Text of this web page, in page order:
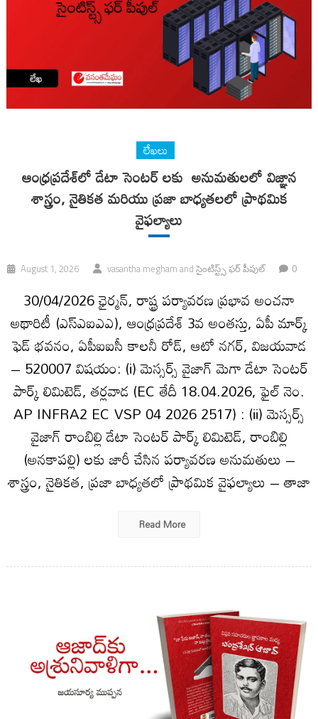
లేఖలు
ఆంధ్రప్రదేశ్‌లో డేటా సెంటర్ లకు అనుమతులలో విజ్ఞాన
శాస్త్రం, నైతికత మరియు ప్రజా బాధ్యతలలో ప్రాథమిక
వైఫల్యాలు
August 1, 2026 vasantha megham and సైంటిస్ట్స్ ఫర్ పీపుల్ 0
30/04/2026 ఛైర్మన్, రాష్ట్ర పర్యావరణ ప్రభావ అంచనా
అథారిటీ (ఎస్ఎఐఎఎ), ఆంధ్రప్రదేశ్ 3వ అంతస్తు, ఏపీ మార్క్‌
ఫెడ్ భవనం, ఏపీఐఐసీ కాలనీ రోడ్, ఆటో నగర్, విజయవాడ
– 520007 విషయం: (i) మెస్సర్స్ వైజాగ్ మెగా డేటా సెంటర్
పార్క్ లిమిటెడ్, తర్లవాడ (EC తేదీ 18.04.2026, ఫైల్ నెం.
AP INFRA2 EC VSP 04 2026 2517) : (ii) మెస్సర్స్
వైజాగ్ రాంబిల్లి డేటా సెంటర్ పార్క్ లిమిటెడ్, రాంబిల్లి
(అనకాపల్లి) లకు జారీ చేసిన పర్యావరణ అనుమతులు –
శాస్త్రం, నైతికత, ప్రజా బాధ్యతలో ప్రాథమిక వైఫల్యాలు – తాజా
Read More